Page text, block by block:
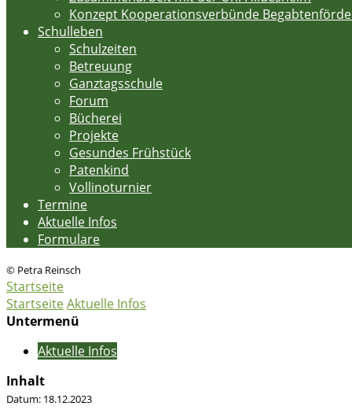
Konzept Kooperationsverbünde
Schulleben
Schulzeiten
Betreuung
Ganztagsschule
Forum
Bücherei
Projekte
Gesundes Frühstück
Patenkind
Vollinoturnier
Termine
Aktuelle Infos
Formulare
© Petra Reinsch
Startseite
StartseiteAktuelle Infos
Untermenü
Aktuelle Infos
Inhalt
Datum: 18.12.2023